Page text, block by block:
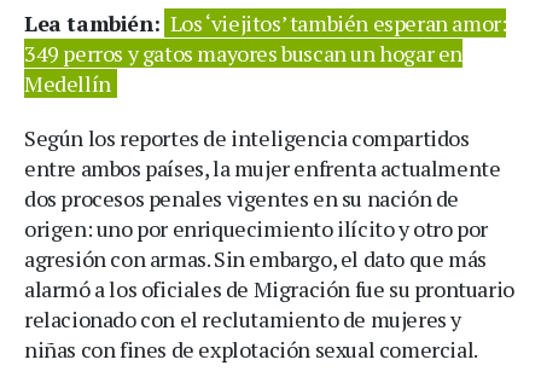
Lea también: Los ‘viejitos’ también esperan amor:
349 perros y gatos mayores buscan un hogar en
Medellín
Según los reportes de inteligencia compartidos
entre ambos países, la mujer enfrenta actualmente
dos procesos penales vigentes en su nación de
origen: uno por enriquecimiento ilícito y otro por
agresión con armas. Sin embargo, el dato que más
alarmó a los oficiales de Migración fue su prontuario
relacionado con el reclutamiento de mujeres y
niñas con fines de explotación sexual comercial.